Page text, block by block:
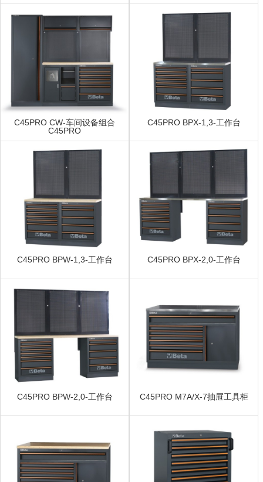
C45PRO CW-车间设备组合
C45PRO
C45PRO BPX-1,3-工作台
C45PRO BPW-1,3-工作台 C45PRO BPX-2,0-工作台
C45PRO BPW-2,0-工作台 C45PRO M7A/X-7抽屉工具柜